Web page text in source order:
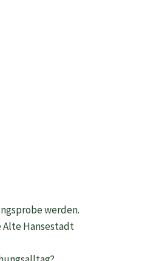
werden.
Alte Hansestadt